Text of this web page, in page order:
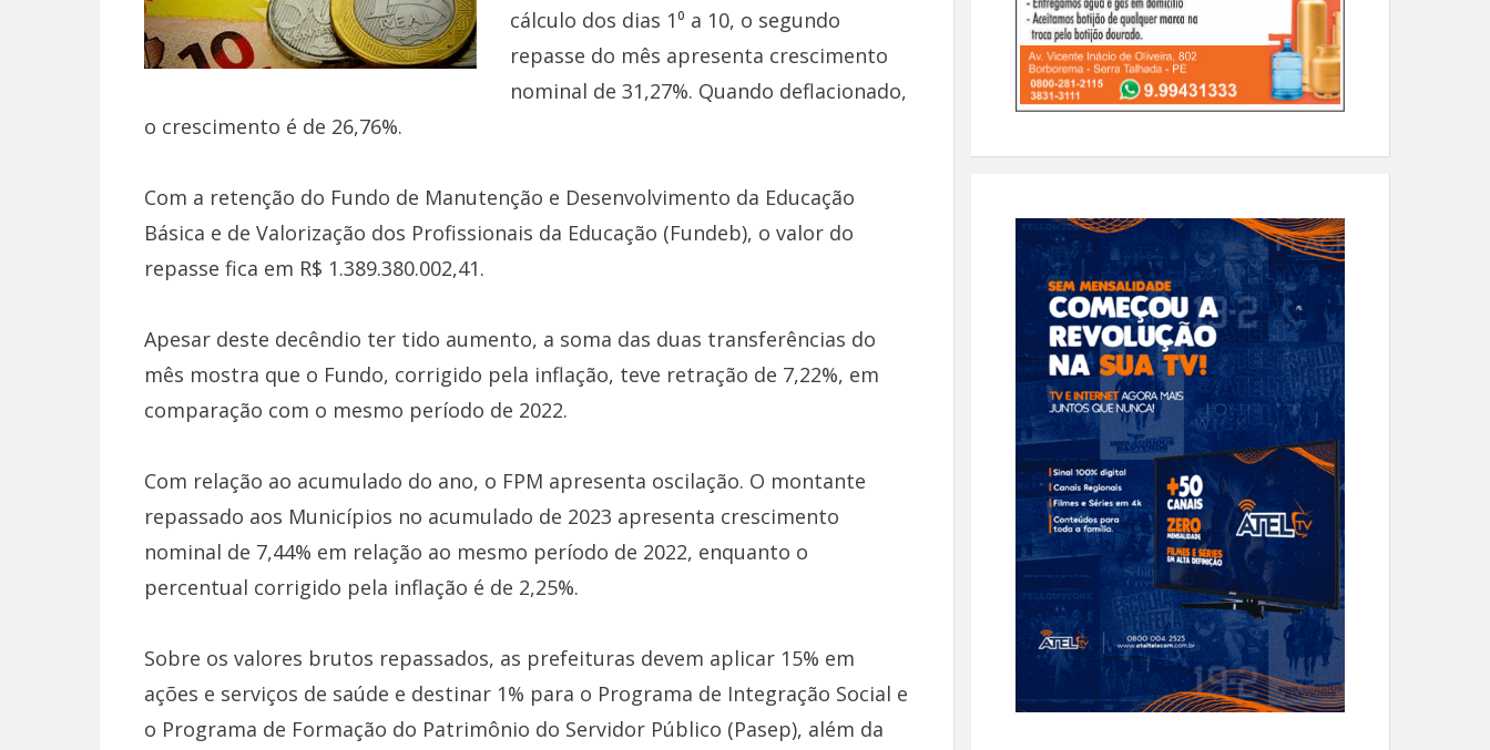
cálculo dos dias 1⁰ a 10, o segundo
repasse do mês apresenta crescimento
nominal de 31,27%. Quando deflacionado,
o crescimento é de 26,76%.
Com a retenção do Fundo de Manutenção e Desenvolvimento da Educação
Básica e de Valorização dos Profissionais da Educação (Fundeb), o valor do
repasse fica em R$ 1.389.380.002,41.
Apesar deste decêndio ter tido aumento, a soma das duas transferências do
mês mostra que o Fundo, corrigido pela inflação, teve retração de 7,22%, em
comparação com o mesmo período de 2022.
Com relação ao acumulado do ano, o FPM apresenta oscilação. O montante
repassado aos Municípios no acumulado de 2023 apresenta crescimento
nominal de 7,44% em relação ao mesmo período de 2022, enquanto o
percentual corrigido pela inflação é de 2,25%.
Sobre os valores brutos repassados, as prefeituras devem aplicar 15% em
ações e serviços de saúde e destinar 1% para o Programa de Integração Social e
o Programa de Formação do Patrimônio do Servidor Público (Pasep), além da